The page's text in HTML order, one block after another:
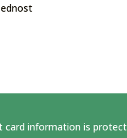
card information is